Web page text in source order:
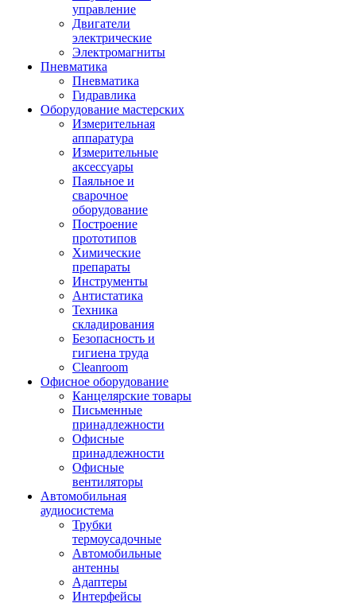
управление
Двигатели
электрические
Электромагниты
Пневматика
Пневматика
Гидравлика
Оборудование мастерских
Измерительная
аппаратура
Измерительные
аксессуары
Паяльное и
сварочное
оборудование
Построение
прототипов
Химические
препараты
Инструменты
Aнтистатика
Техника
складирования
Безопасность и
гигиена труда
Cleanroom
Офисное оборудование
Канцелярские товары
Письменные
принадлежности
Офисные
принадлежности
Офисные
вентиляторы
Автомобильная
аудиосистема
Трубки
термоусадочные
Автомобильные
антенны
Адаптеры
Интерфейсы